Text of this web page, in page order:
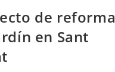
de reforma
en Sant